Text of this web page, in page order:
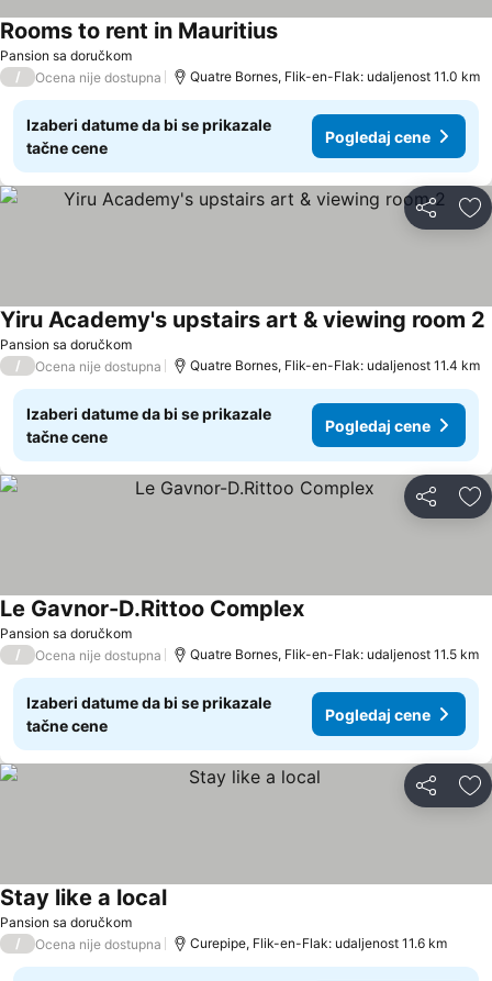
Pansion sa doručkom
Rooms to rent in Mauritius
/ Ocena nije dostupna Quatre Bornes, Flik-en-Flak: udaljenost 11.0 km
Izaberi datume da bi se prikazale
tačne cene
Pogledaj cene
Deli
Pansion sa doručkom
Yiru Academy's upstairs art & viewing room 2
/ Ocena nije dostupna Quatre Bornes, Flik-en-Flak: udaljenost 11.4 km
Izaberi datume da bi se prikazale
tačne cene
Pogledaj cene
Deli
Pansion sa doručkom
Le Gavnor-D.Rittoo Complex
/ Ocena nije dostupna Quatre Bornes, Flik-en-Flak: udaljenost 11.5 km
Izaberi datume da bi se prikazale
tačne cene
Pogledaj cene
Deli
Pansion sa doručkom
Stay like a local
/ Ocena nije dostupna Curepipe, Flik-en-Flak: udaljenost 11.6 km